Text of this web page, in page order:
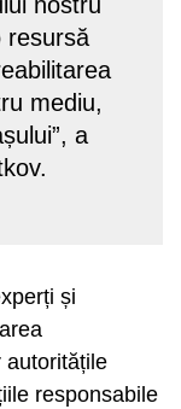
resursă
mediu,
a
și
autoritățile
responsabile